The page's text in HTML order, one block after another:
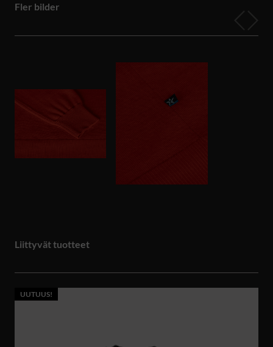
Fler bilder
Liittyvät tuotteet
UUTUUS!